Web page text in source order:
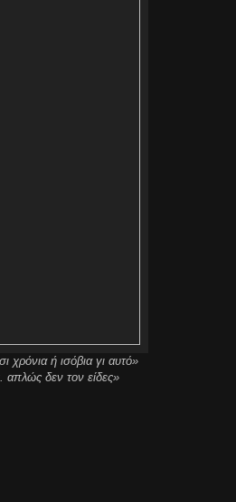
χρόνια ή ισόβια γι αυτό»
απλώς δεν τον είδες»